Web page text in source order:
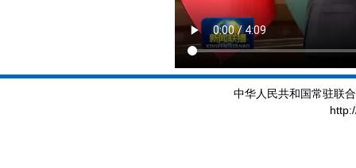
中华人民共和国常驻联